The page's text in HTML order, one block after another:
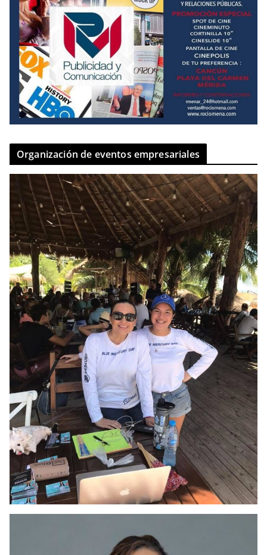
Organización de eventos empresariales